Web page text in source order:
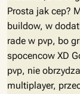
Prosta jak cep?
buildow, w
rade w pvp, bo
spocencow XD
pvp, nie
multiplayer,